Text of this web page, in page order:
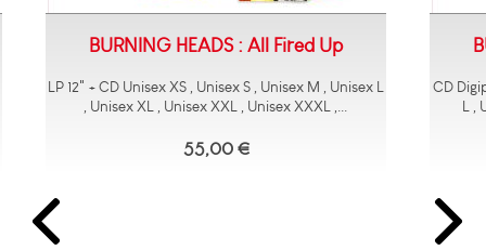
BURNING HEADS : All Fired Up
LP 12" + CD Unisex XS , Unisex S , Unisex M , Unisex L
, Unisex XL , Unisex XXL , Unisex XXXL ,...
55,00 €
CD
L ,